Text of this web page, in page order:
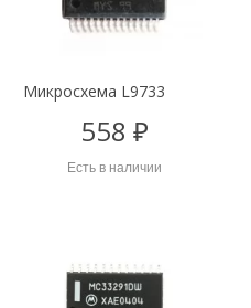
Микросхема L9733
558 ₽
Есть в наличии